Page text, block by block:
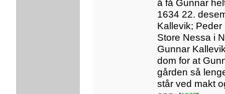
å få Gunnar
1634 22.
Kallevik;
Store Nessa i
Gunnar
dom for at
gården så
står ved makt